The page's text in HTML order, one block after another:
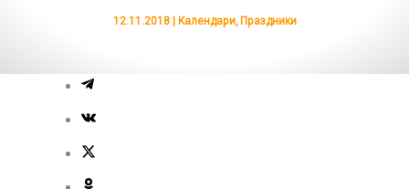
12.11.2018 | Календари, Праздники